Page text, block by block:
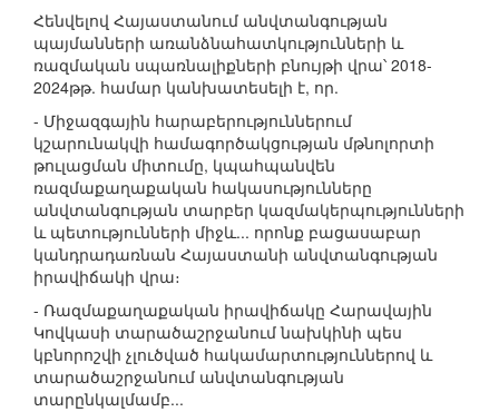
Հենվելով Հայաստանում անվտանգության
պայմանների առանձնահատկությունների և
ռազմական սպառնալիքների բնույթի վրա՝ 2018-
2024թթ. համար կանխատեսելի է, որ.
- Միջազգային հարաբերություններում
կշարունակվի համագործակցության մթնոլորտի
թուլացման միտումը, կպահպանվեն
ռազմաքաղաքական հակասությունները
անվտանգության տարբեր կազմակերպությունների
և պետությունների միջև... որոնք բացասաբար
կանդրադառնան Հայաստանի անվտանգության
իրավիճակի վրա։
- Ռազմաքաղաքական իրավիճակը Հարավային
Կովկասի տարածաշրջանում նախկինի պես
կբնորոշվի չլուծված հակամարտություններով և
տարածաշրջանում անվտանգության
տարընկալմամբ...